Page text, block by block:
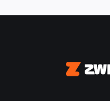
Zwift